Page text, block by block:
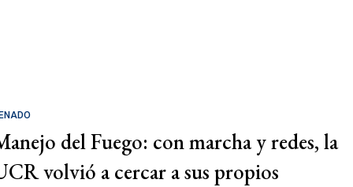
del Fuego: con marcha y redes, la
volvió a cercar a sus propios